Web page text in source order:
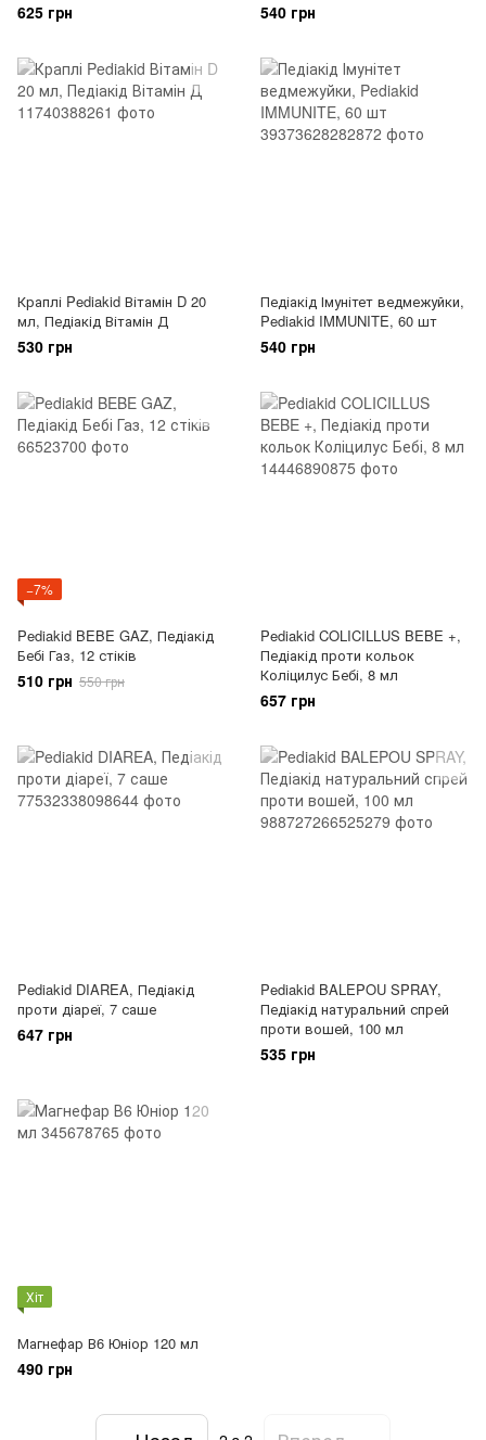
625 грн 540 грн
Краплі Pediakid Вітамін D 20
мл, Педіакід Вітамін Д
530 грн
Педіакід Імунітет ведмежуйки,
Pediakid IMMUNITE, 60 шт
540 грн
−7%
Pediakid BEBE GAZ, Педіакід
Бебі Газ, 12 стіків
510 грн 550 грн
Pediakid COLICILLUS BEBE +,
Педіакід проти кольок
Коліцилус Бебі, 8 мл
657 грн
Pediakid DIAREA, Педіакід
проти діареї, 7 саше
647 грн
Pediakid BALEPOU SPRAY,
Педіакід натуральний спрей
проти вошей, 100 мл
535 грн
Хіт
Магнефар В6 Юніор 120 мл
490 грн